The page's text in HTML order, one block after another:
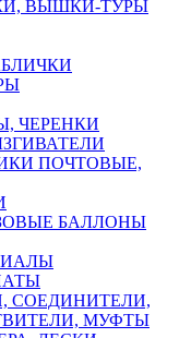
ВЫШКИ-ТУРЫ
ЧЕРЕНКИ
ПОЧТОВЫЕ,
БАЛЛОНЫ
СОЕДИНИТЕЛИ,
МУФТЫ